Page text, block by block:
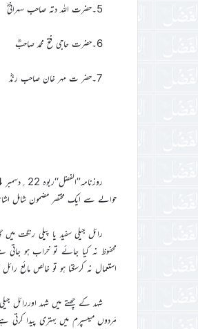
5۔حضرت اللہ دتہ صاحب سہرانیؓ
6۔حضرت حاجی فتح محمد صاحبؓ
7۔حضر ت مہر خان صاحب رندؓ
حوالے سے ایک مختصر مضمون شامل
رائل جیلی سفید یا پیلی رنگت
محفوظ نہ کیا جائے تو خراب ہو جاتی
استعمال نہ کرسکتا ہو تو خالص مائع
مَردوں میںسپرم میں بہتری پیدا کرتی